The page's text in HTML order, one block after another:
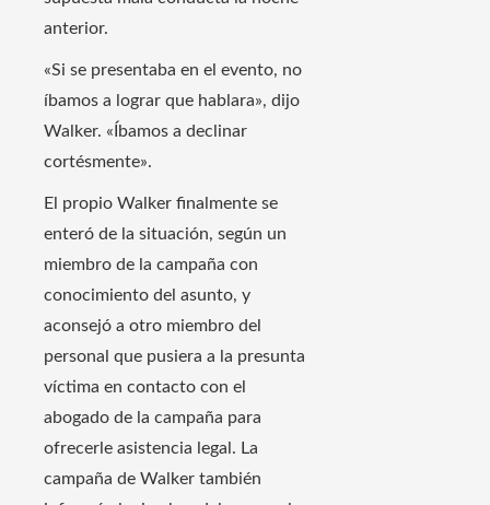
anterior.
«Si se presentaba en el evento, no
íbamos a lograr que hablara», dijo
Walker. «Íbamos a declinar
cortésmente».
El propio Walker finalmente se
enteró de la situación, según un
miembro de la campaña con
conocimiento del asunto, y
aconsejó a otro miembro del
personal que pusiera a la presunta
víctima en contacto con el
abogado de la campaña para
ofrecerle asistencia legal. La
campaña de Walker también